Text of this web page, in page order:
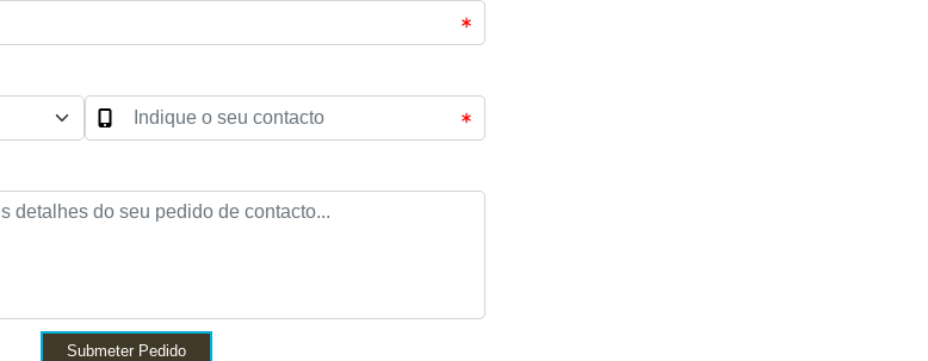
Submeter Pedido